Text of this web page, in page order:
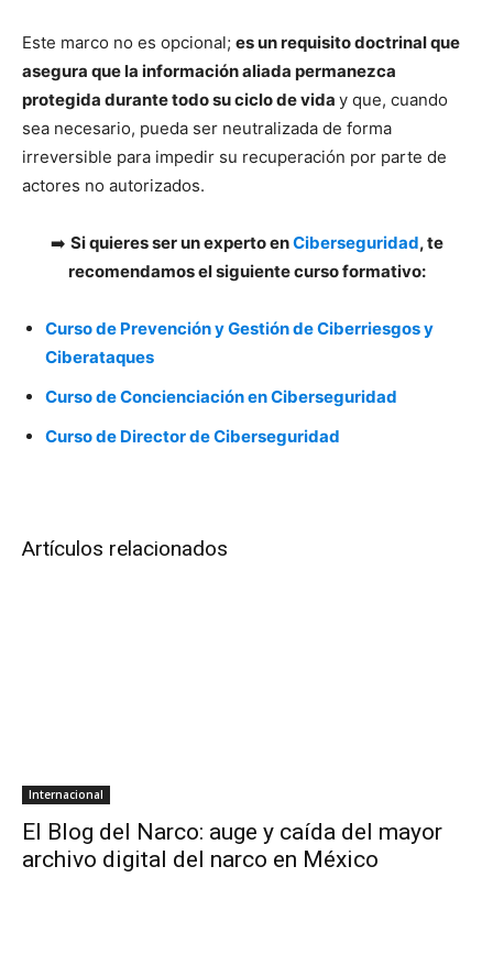
Este marco no es opcional; es un requisito doctrinal que
asegura que la información aliada permanezca
protegida durante todo su ciclo de vida y que, cuando
sea necesario, pueda ser neutralizada de forma
irreversible para impedir su recuperación por parte de
actores no autorizados.
➡️ Si quieres ser un experto enCiberseguridad, te
recomendamos el siguiente curso formativo:
Curso de Prevención y Gestión de Ciberriesgos y
Ciberataques
Curso de Concienciación en Ciberseguridad
Curso de Director de Ciberseguridad
Artículos relacionados
Internacional
El Blog del Narco: auge y caída del mayor
archivo digital del narco en México